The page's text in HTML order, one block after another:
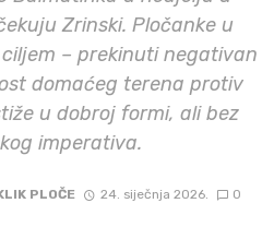
Zrinski. Pločanke u
– prekinuti negativan
domaćeg terena protiv
u dobroj formi, ali bez
imperativa.
PLOČE 24. siječnja 2026. 0